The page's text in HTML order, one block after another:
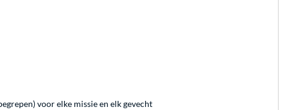
voor elke missie en elk gevecht